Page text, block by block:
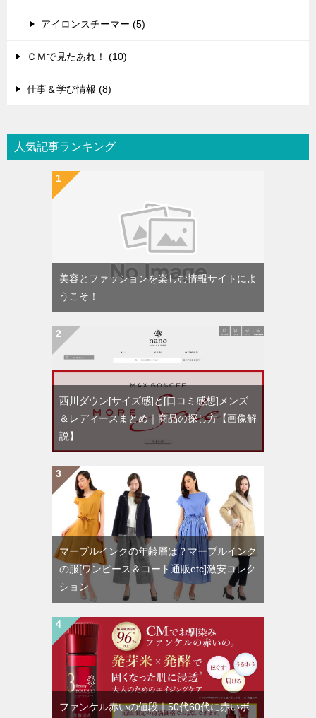
アイロンスチーマー (5)
ＣＭで見たあれ！ (10)
仕事＆学び情報 (8)
人気記事ランキング
美容とファッションを楽しむ情報サイトによ
うこそ！
西川ダウン[サイズ感]と[口コミ感想]メンズ
＆レディースまとめ｜商品の探し方【画像解
説】
マーブルインクの年齢層は？マーブルインク
の服[ワンピース＆コート通販etc]激安コレク
ション
ファンケル赤いの値段｜50代60代に赤いボ